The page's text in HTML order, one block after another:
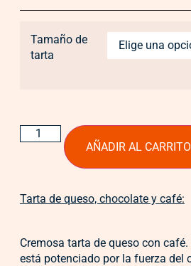
Tamaño de
tarta
AÑADIR AL CARRITO
Tarta de queso, chocolate y café:
Cremosa tarta de queso con
está potenciado por la fuerza del